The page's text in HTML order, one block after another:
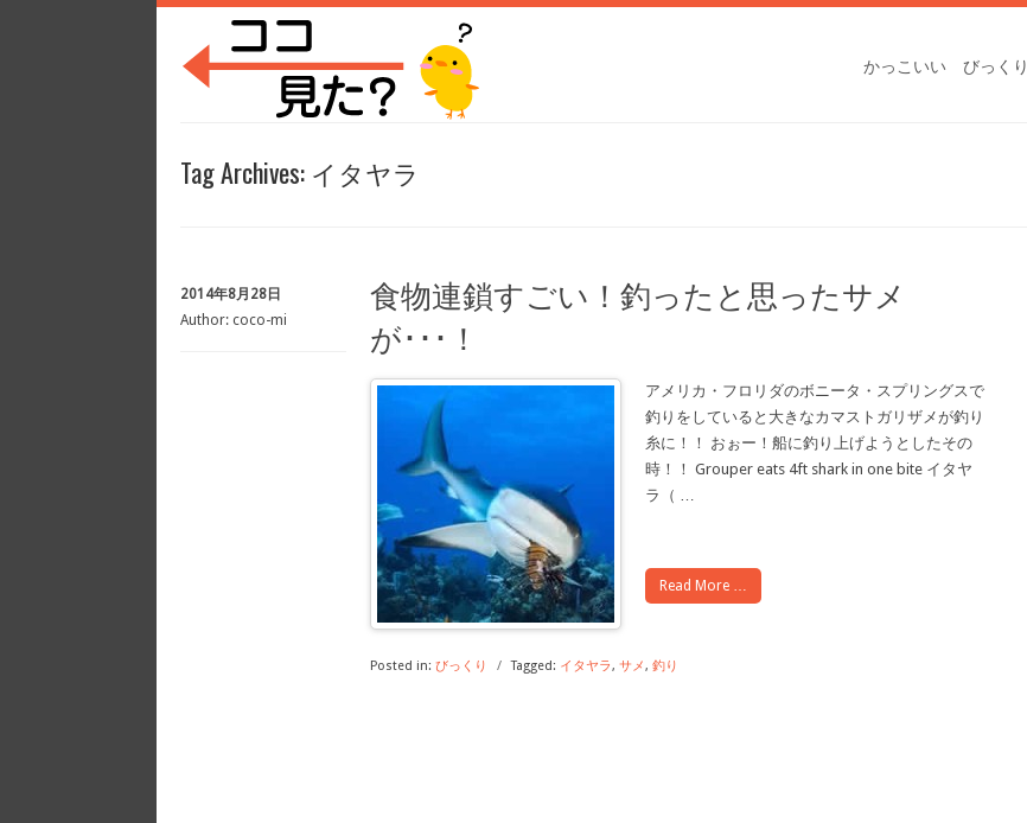
かっこいい びっくり
Tag Archives: イタヤラ
2014年8月28日
Author: coco-mi
食物連鎖すごい！釣ったと思ったサメ
が･･･！
アメリカ・フロリダのボニータ・スプリングスで
釣りをしていると大きなカマストガリザメが釣り
糸に！！ おぉー！船に釣り上げようとしたその
時！！ Grouper eats 4ft shark in one bite イタヤ
ラ（ …
Read More …
Posted in: びっくり / Tagged: イタヤラ, サメ, 釣り